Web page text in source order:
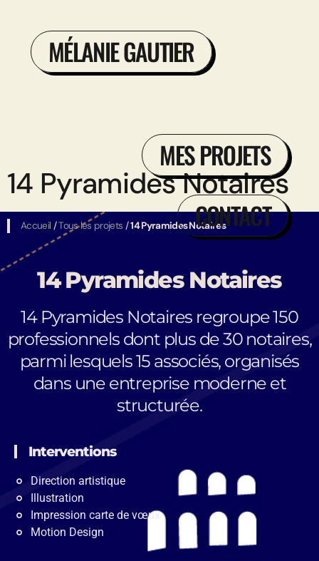
MÉLANIE GAUTIER
MES PROJETS
CONTACT
14 Pyramides Notaires
Accueil /Tous les projets /14 Pyramides Notaires
14 Pyramides Notaires
14 Pyramides Notaires regroupe 150
professionnels dont plus de 30 notaires,
parmi lesquels 15 associés, organisés
dans une entreprise moderne et
structurée.
Interventions
Direction artistique
Illustration
Impression carte de vœux
Motion Design